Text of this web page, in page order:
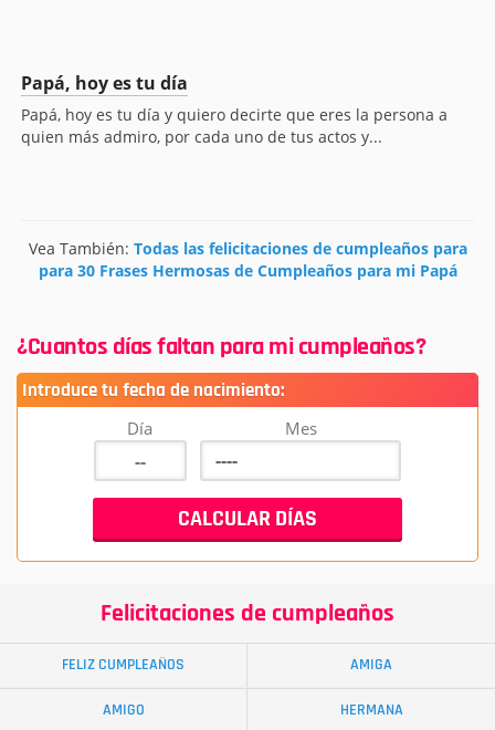
Papá, hoy es tu día
Papá, hoy es tu día y quiero decirte que eres la persona a
quien más admiro, por cada uno de tus actos y...
Vea También: Todas las felicitaciones de cumpleaños para
para 30 Frases Hermosas de Cumpleaños para mi Papá
¿Cuantos días faltan para mi cumpleaños?
Introduce tu fecha de nacimiento:
Día Mes
Felicitaciones de cumpleaños
FELIZ CUMPLEAÑOS AMIGA
AMIGO HERMANA